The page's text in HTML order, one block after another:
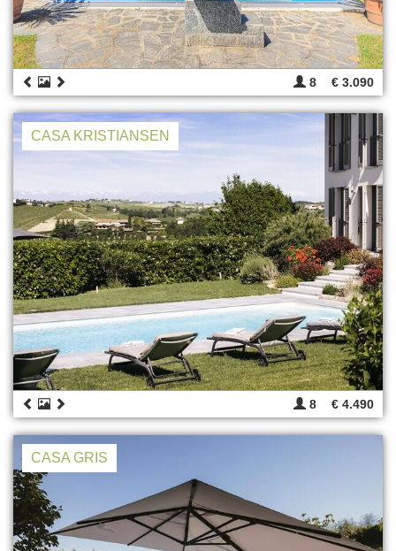
8 € 3.090
CASA KRISTIANSEN
8 € 4.490
CASA GRIS